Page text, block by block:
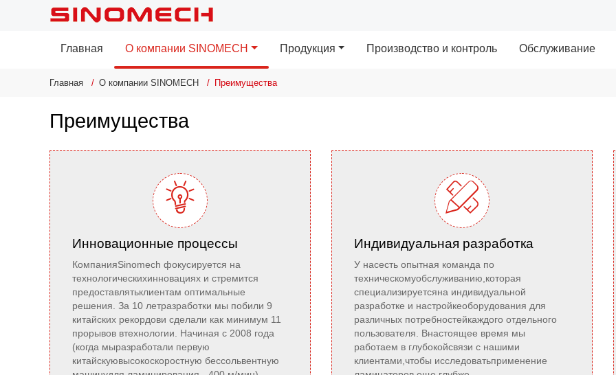
Главная О компании SINOMECH Продукция Производство и контроль Обслуживание
Главная О компании SINOMECH Преимущества
Преимущества

Инновационные процессы
КомпанияSinomech фокусируется на
технологическихинновациях и стремится
предоставлятьклиентам оптимальные
решения. За 10 летразработки мы побили 9
китайских рекордови сделали как минимум 11
прорывов втехнологии. Начиная с 2008 года
(когда мыразработали первую
китайскуювысокоскоростную бессольвентную

Индивидуальная разработка
У насесть опытная команда по
техническомуобслуживанию,которая
специализируетсяна индивидуальной
разработке и настройкеоборудования для
различных потребностейкаждого отдельного
пользователя. Внастоящее время мы
работаем в глубокойсвязи с нашими
клиентами,чтобы исследоватьприменение